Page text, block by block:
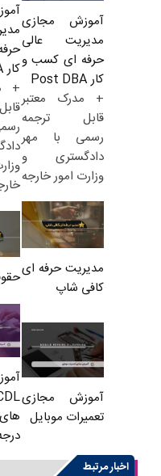
آموزش مجازی
مدیریت عالی
حرفه ای کسب و
کار Post DBA
+ مدرک معتبر
قابل ترجمه
رسمی با مهر
دادگستری و
وزارت امور خارجه
کار DBA
+
مدیریت حرفه ای
کافی شاپ
آموزش مجازی
تعمیرات موبایل
اخبار مرتبط